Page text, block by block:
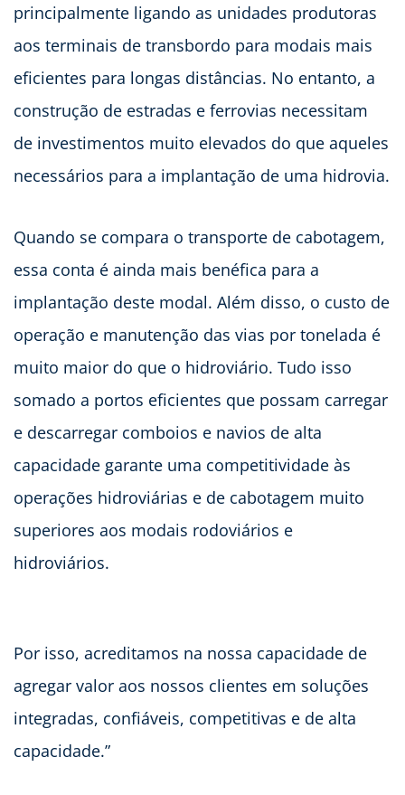
principalmente ligando as unidades produtoras
aos terminais de transbordo para modais mais
eficientes para longas distâncias. No entanto, a
construção de estradas e ferrovias necessitam
de investimentos muito elevados do que aqueles
necessários para a implantação de uma hidrovia.
Quando se compara o transporte de cabotagem,
essa conta é ainda mais benéfica para a
implantação deste modal. Além disso, o custo de
operação e manutenção das vias por tonelada é
muito maior do que o hidroviário. Tudo isso
somado a portos eficientes que possam carregar
e descarregar comboios e navios de alta
capacidade garante uma competitividade às
operações hidroviárias e de cabotagem muito
superiores aos modais rodoviários e
hidroviários.
Por isso, acreditamos na nossa capacidade de
agregar valor aos nossos clientes em soluções
integradas, confiáveis, competitivas e de alta
capacidade.”